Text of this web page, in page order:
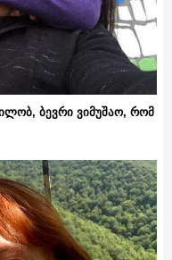
ბევრი ვიმუშაო, რომ